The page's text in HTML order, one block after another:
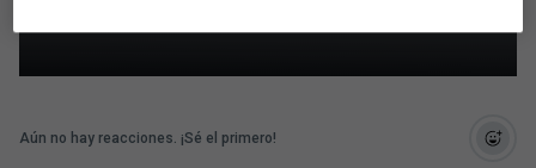
Aún no hay reacciones. ¡Sé el primero!